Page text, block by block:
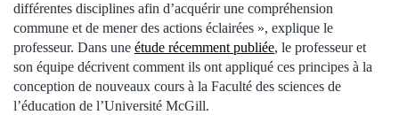
différentes disciplines afin d’acquérir une compréhension
commune et de mener des actions éclairées », explique le
professeur. Dans une étude récemment publiée, le professeur et
son équipe décrivent comment ils ont appliqué ces principes à la
conception de nouveaux cours à la Faculté des sciences de
l’éducation de l’Université McGill.